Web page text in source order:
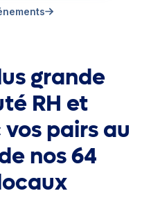
grande
RH et
pairs au
nos 64